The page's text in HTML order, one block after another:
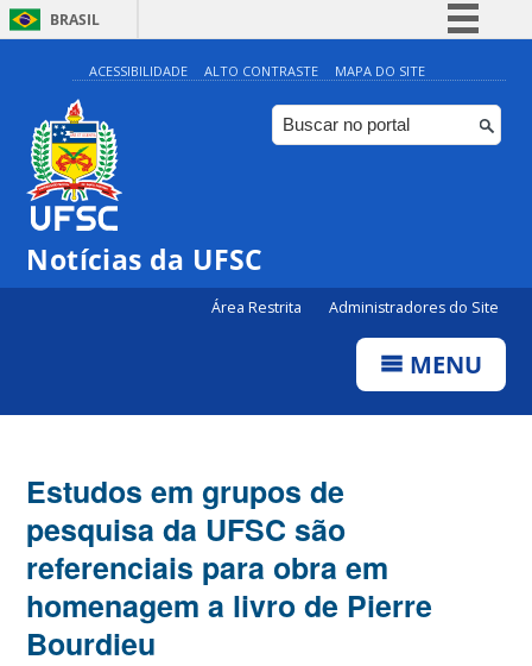
BRASIL
Simplifique!
Comunica BR
Participe
ACESSIBILIDADE ALTO CONTRASTE MAPA DO SITE
Notícias da UFSC
Área Restrita Administradores do Site
MENU
Estudos em grupos de
pesquisa da UFSC são
referenciais para obra em
homenagem a livro de Pierre
Bourdieu